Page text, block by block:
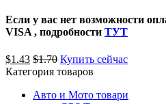
Если у вас нет возможности
VISA , подробности ТУТ
$1.43 $1.70 Купить сейчас
Категория товаров
Авто и Мото товари